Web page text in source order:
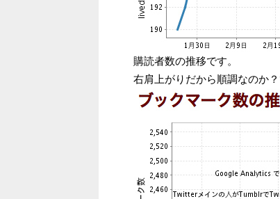
購読者数の推移です。
右肩上がりだから順調なのか